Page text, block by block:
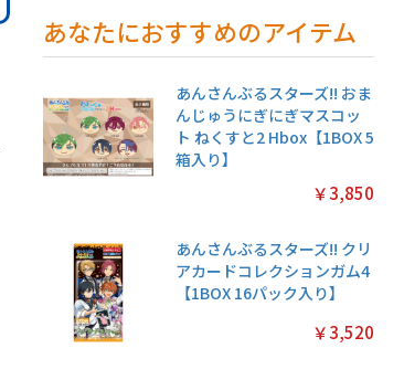
あなたにおすすめのアイテム
あんさんぶるスターズ!! おま
んじゅうにぎにぎマスコッ
ト ねくすと2 Hbox【1BOX 5
箱入り】
￥3,850
あんさんぶるスターズ!! クリ
アカードコレクションガム4
【1BOX 16パック入り】
￥3,520